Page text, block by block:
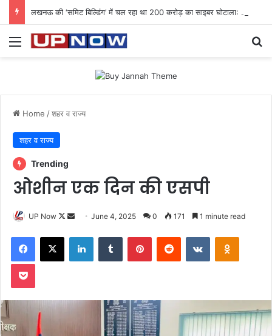
लखनऊ की ‘समिट बिल्डिंग’ में चल रहा था 200 करोड़ का साइबर घोटाला: 40 युवतियों समेत 119 गिरफ्तार
Menu
Home /शहर व राज्य
शहर व राज्य
Trending
ओशीन एक दिन की एसपी
UP Now
Follow
Send
email
June 4, 2025 0 171 1 minute read
Facebook
X LinkedInTumblr PinterestReddit VKontakte
Pocket